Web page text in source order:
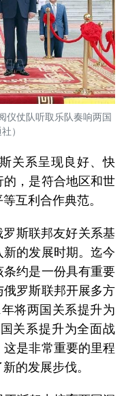
仪仗队听取乐队奏响两国
）
关系呈现良好、快
，是符合地区和世
互利合作典范。
斯联邦友好关系基
的发展时期。迄今
约是一份具有重要
罗斯联邦开展多方
将两国关系提升为
关系提升为全面战
是非常重要的里程
的发展步伐。